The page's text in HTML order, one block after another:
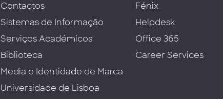
Contactos
Sistemas de Informação
Serviços Académicos
Biblioteca
Media e Identidade de Marca
Universidade de Lisboa
Fénix
Helpdesk
Office 365
Career Services